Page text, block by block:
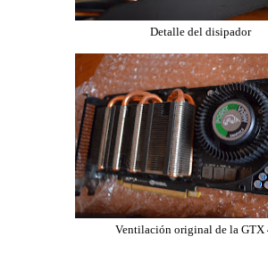
Detalle del disipador
Ventilación original de la GTX